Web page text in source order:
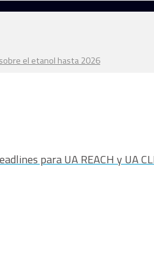
el etanol hasta 2026
para UA REACH y UA